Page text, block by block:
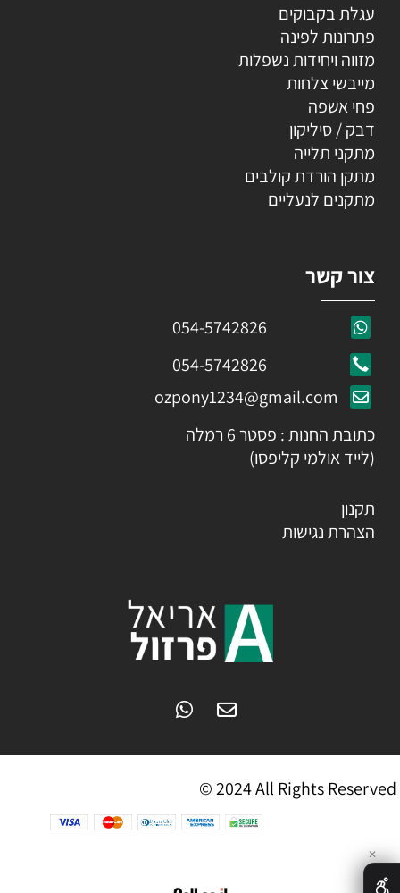
עגלת בקבוקים
פתרונות לפינה
מזווה ויחידות נשפלות
מייבשי צלחות
פחי אשפה
דבק / סיליקון
מתקני תלייה
מתקן הורדת קולבים
מתקנים לנעליים
צור קשר
054-5742826
054-5742826
ozpony1234@gmail.com
כתובת החנות : פסטר 6 רמלה
(לייד אולמי קליפסו)
תקנון
הצהרת נגישות
© 2024 All Rights Reserved
✕